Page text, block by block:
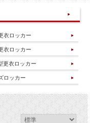
衣ロッカー
衣ロッカー
更衣ロッカー
ロッカー